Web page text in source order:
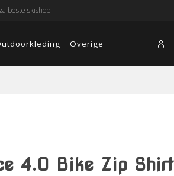
beste skishop
Overige
4.0 Bike Zip Shirt